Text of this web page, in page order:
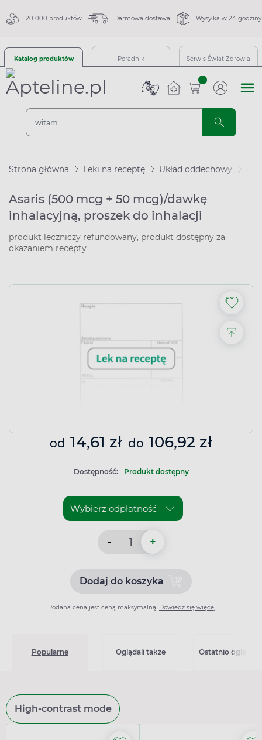
20 000 produktów Darmowa dostawa Wysyłka w 24 godziny
Katalog produktów Poradnik Serwis Świat Zdrowia
sztuk
Strona główna Leki na receptę Układ oddechowy
Asaris (500 mcg + 50 mcg)/dawkę
inhalacyjną, proszek do inhalacji
produkt leczniczy refundowany, produkt dostępny za
okazaniem recepty
od 14,61 zł do 106,92 zł
Dostępność: Produkt dostępny
- +
Dodaj do koszykaDodaj do koszyka Asaris
Podana cena jest ceną maksymalną. Dowiedz się więcej
Popularne Oglądali także Ostatnio
High-contrast mode